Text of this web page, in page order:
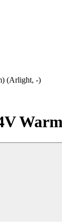
(Arlight, -)